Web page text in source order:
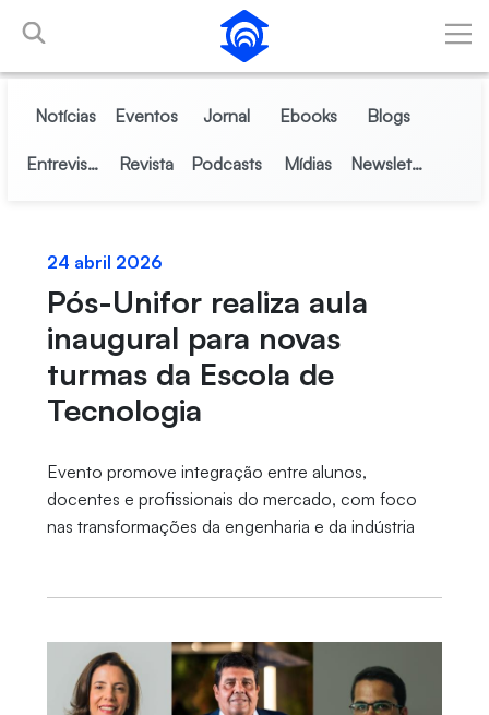
Pular para o Conteúdo principal
Notícias Eventos Jornal Ebooks Blogs
Entrevistas Revista Podcasts Mídias Newsletter
24 abril 2026
Pós-Unifor realiza aula
inaugural para novas
turmas da Escola de
Tecnologia
Evento promove integração entre alunos,
docentes e profissionais do mercado, com foco
nas transformações da engenharia e da indústria